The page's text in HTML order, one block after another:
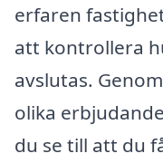
erfaren
att kontrollera
avslutas.
olika
du se till att du